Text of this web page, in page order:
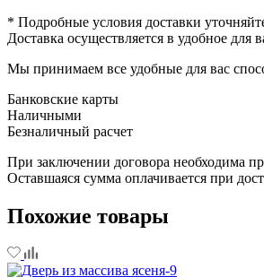
* Подробные условия доставки
Доставка осуществляется в удобное для
Мы принимаем все удобные для вас
Банковские карты
Наличными
Безналичный расчет
При заключении договора необходима
Оставшаяся сумма оплачивается при
Похожие товары